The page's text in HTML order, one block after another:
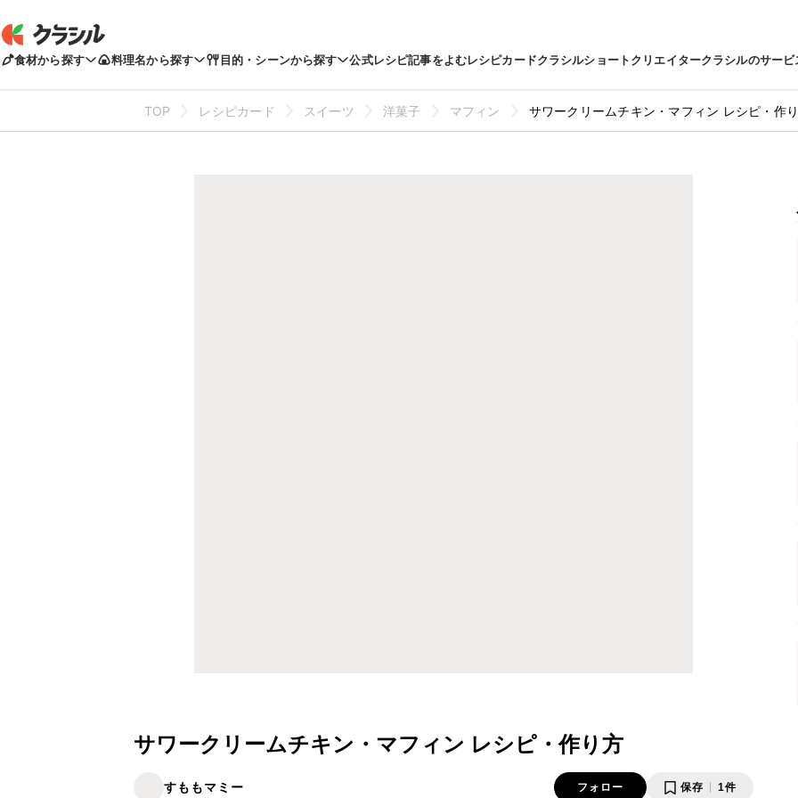
食材から探す 料理名から探す 目的・シーンから探す 公式レシピ記事をよむレシピカードクラシルショートクリエイタークラシルのサービ
TOP レシピカード スイーツ 洋菓子 マフィン サワークリームチキン・マフィン レシピ・作
サワークリームチキン・マフィン レシピ・作り方
すももマミー フォロー 保存 1件